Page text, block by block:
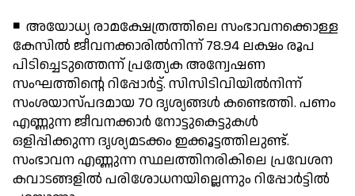
◾ അയോധ്യ രാമക്ഷേത്രത്തിലെ സംഭാവനക്കൊള്ള
കേസില്‍ ജീവനക്കാരില്‍നിന്ന് 78.94 ലക്ഷം രൂപ
പിടിച്ചെടുത്തെന്ന് പ്രത്യേക അന്വേഷണ
സംഘത്തിന്റെ റിപ്പോര്‍ട്ട്. സിസിടിവിയില്‍നിന്ന്
സംശയാസ്പദമായ 70 ദൃശ്യങ്ങള്‍ കണ്ടെത്തി. പണം
എണ്ണുന്ന ജീവനക്കാര്‍ നോട്ടുകെട്ടുകള്‍
ഒളിപ്പിക്കുന്ന ദൃശ്യമടക്കം ഇക്കൂട്ടത്തിലുണ്ട്.
സംഭാവന എണ്ണുന്ന സ്ഥലത്തിനരികിലെ പ്രവേശന
കവാടങ്ങളില്‍ പരിശോധനയില്ലെന്നും റിപ്പോര്‍ട്ടില്‍